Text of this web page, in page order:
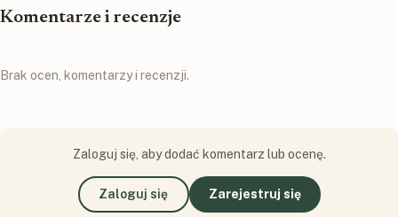
Komentarze i recenzje
Brak ocen, komentarzy i recenzji.
Zaloguj się, aby dodać komentarz lub ocenę.
Zaloguj się Zarejestruj się